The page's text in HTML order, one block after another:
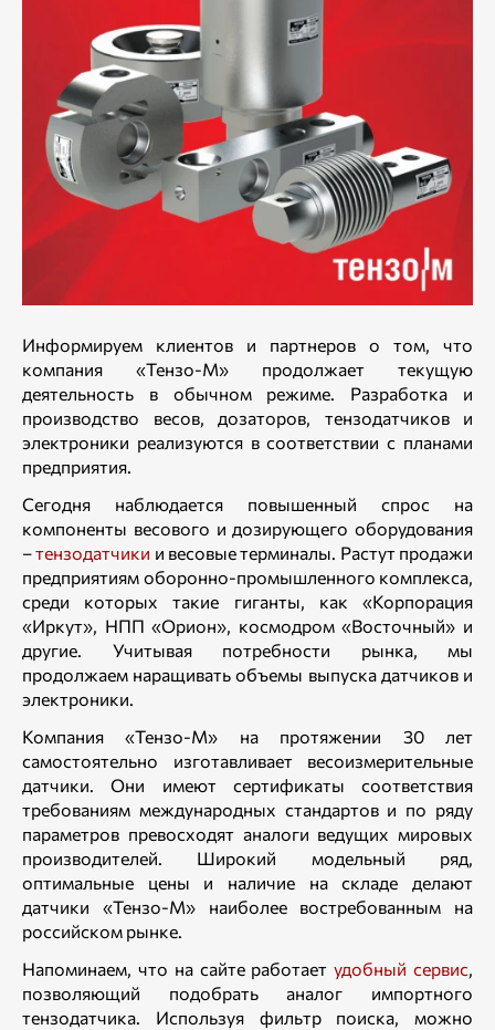
Информируем клиентов и партнеров о том, что
компания «Тензо-М» продолжает текущую
деятельность в обычном режиме. Разработка и
производство весов, дозаторов, тензодатчиков и
электроники реализуются в соответствии с планами
предприятия.
Сегодня наблюдается повышенный спрос на
компоненты весового и дозирующего оборудования
–тензодатчики и весовые терминалы. Растут продажи
предприятиям оборонно-промышленного комплекса,
среди которых такие гиганты, как «Корпорация
«Иркут», НПП «Орион», космодром «Восточный» и
другие. Учитывая потребности рынка, мы
продолжаем наращивать объемы выпуска датчиков и
электроники.
Компания «Тензо-М» на протяжении 30 лет
самостоятельно изготавливает весоизмерительные
датчики. Они имеют сертификаты соответствия
требованиям международных стандартов и по ряду
параметров превосходят аналоги ведущих мировых
производителей. Широкий модельный ряд,
оптимальные цены и наличие на складе делают
датчики «Тензо-М» наиболее востребованным на
российском рынке.
Напоминаем, что на сайте работаетудобный сервис,
позволяющий подобрать аналог импортного
тензодатчика. Используя фильтр поиска, можно